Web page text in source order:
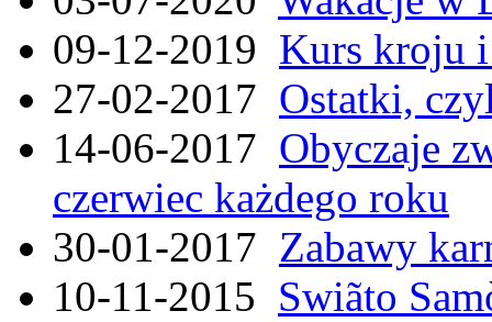
09-12-2019 Kurs kroju i
27-02-2017 Ostatki,
14-06-2017 Obyczaje
czerwiec każdego roku
30-01-2017 Zabawy
10-11-2015 Swiãto